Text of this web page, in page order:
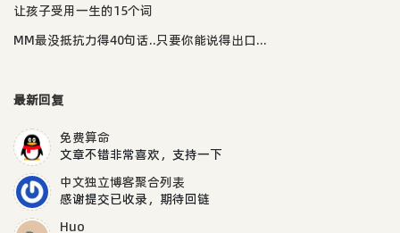
让孩子受用一生的15个词
MM最没抵抗力得40句话..只要你能说得出口...
最新回复
免费算命
文章不错非常喜欢，支持一下
中文独立博客聚合列表
感谢提交已收录，期待回链
Huo